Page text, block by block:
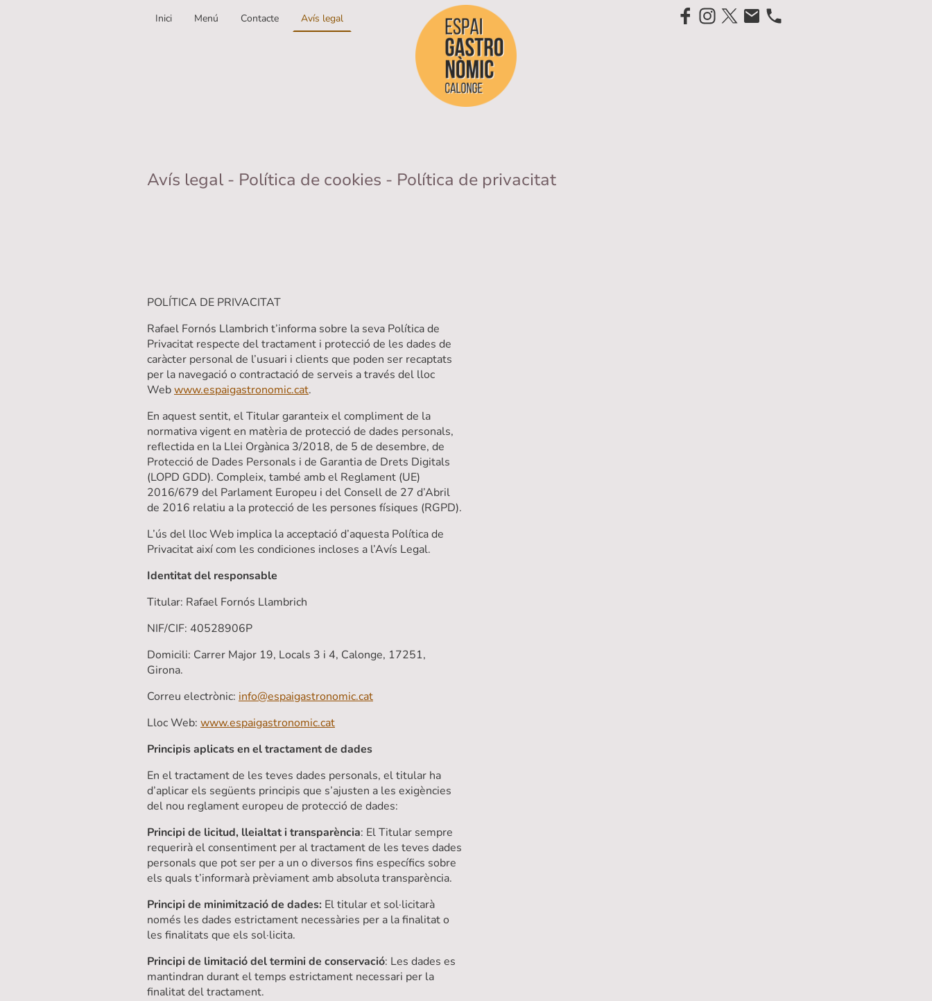
Inici Menú Contacte Avís legal
Avís legal - Política de cookies - Política de privacitat
POLÍTICA DE PRIVACITAT
Rafael Fornós Llambrich t’informa sobre la seva Política de
Privacitat respecte del tractament i protecció de les dades de
caràcter personal de l’usuari i clients que poden ser recaptats
per la navegació o contractació de serveis a través del lloc
Webwww.espaigastronomic.cat.
En aquest sentit, el Titular garanteix el compliment de la
normativa vigent en matèria de protecció de dades personals,
reflectida en la Llei Orgànica 3/2018, de 5 de desembre, de
Protecció de Dades Personals i de Garantia de Drets Digitals
(LOPD GDD). Compleix, també amb el Reglament (UE)
2016/679 del Parlament Europeu i del Consell de 27 d’Abril
de 2016 relatiu a la protecció de les persones físiques (RGPD).
L’ús del lloc Web implica la acceptació d’aquesta Política de
Privacitat així com les condiciones incloses a l’Avís Legal.
Identitat del responsable
Titular: Rafael Fornós Llambrich
NIF/CIF: 40528906P
Domicili: Carrer Major 19, Locals 3 i 4, Calonge, 17251,
Girona.
Correu electrònic: info@espaigastronomic.cat
Lloc Web: www.espaigastronomic.cat
Principis aplicats en el tractament de dades
En el tractament de les teves dades personals, el titular ha
d’aplicar els següents principis que s’ajusten a les exigències
del nou reglament europeu de protecció de dades:
Principi de licitud, lleialtat i transparència: El Titular sempre
requerirà el consentiment per al tractament de les teves dades
personals que pot ser per a un o diversos fins específics sobre
els quals t’informarà prèviament amb absoluta transparència.
Principi de minimització de dades: El titular et sol·licitarà
només les dades estrictament necessàries per a la finalitat o
les finalitats que els sol·licita.
Principi de limitació del termini de conservació: Les dades es
mantindran durant el temps estrictament necessari per la
finalitat del tractament.